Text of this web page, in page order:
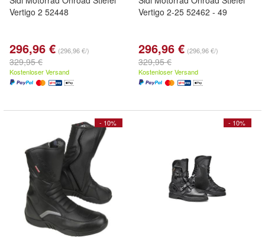
Vertigo 2 52448
296,96 € (296,96 €/)
329,95 €
Kostenloser Versand
Vertigo 2-25 52462 - 49
296,96 € (296,96 €/)
329,95 €
Kostenloser Versand
- 10% - 10%